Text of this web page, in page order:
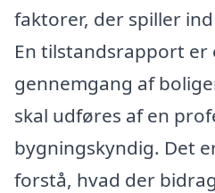
faktorer, der spiller
En tilstandsrapport er
gennemgang af
skal udføres af en
bygningskyndig. Det
forstå, hvad der